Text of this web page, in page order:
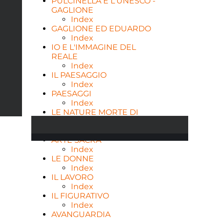
GAGLIONE
Index
GAGLIONE ED EDUARDO
Index
IO E L'IMMAGINE DEL
REALE
Index
IL PAESAGGIO
Index
PAESAGGI
Index
LE NATURE MORTE DI
ARTE SACRA
Index
LE DONNE
Index
IL LAVORO
Index
IL FIGURATIVO
Index
AVANGUARDIA